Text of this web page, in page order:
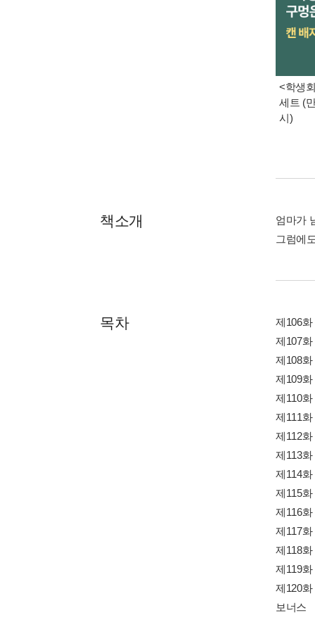
<학생
세트 (
시)
책소개
엄마가
그럼에
목차
제106
제107
제108
제109
제110
제111
제112
제113
제114
제115
제116
제117
제118
제119
제120
보너스